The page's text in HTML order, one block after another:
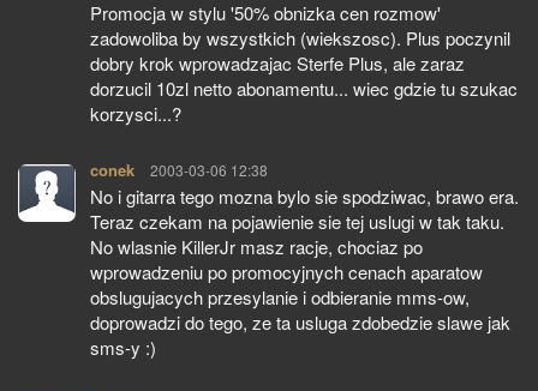
Promocja w stylu '50% obnizka cen rozmow'
zadowoliba by wszystkich (wiekszosc). Plus poczynil
dobry krok wprowadzajac Sterfe Plus, ale zaraz
dorzucil 10zl netto abonamentu... wiec gdzie tu szukac
korzysci...?
conek pisze:
2003-03-06 12:38
No i gitarra tego mozna bylo sie spodziwac, brawo era.
Teraz czekam na pojawienie sie tej uslugi w tak taku.
No wlasnie KillerJr masz racje, chociaz po
wprowadzeniu po promocyjnych cenach aparatow
obslugujacych przesylanie i odbieranie mms-ow,
doprowadzi do tego, ze ta usluga zdobedzie slawe jak
sms-y :)